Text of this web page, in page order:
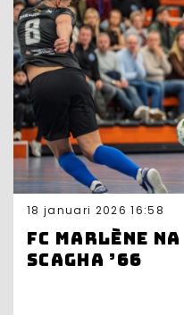
18 januari 2026 16:58
FC Marlène
Scagha ’66